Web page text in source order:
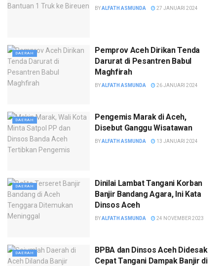
BYALFATH ASMUNDA 27 JANUARI 2024
DAERAH
Pemprov Aceh Dirikan Tenda
Darurat di Pesantren Babul
Maghfirah
BYALFATH ASMUNDA 26 JANUARI 2024
DAERAH
Pengemis Marak di Aceh,
Disebut Ganggu Wisatawan
BYALFATH ASMUNDA 13 JANUARI 2024
DAERAH
Dinilai Lambat Tangani Korban
Banjir Bandang Agara, Ini Kata
Dinsos Aceh
BYALFATH ASMUNDA 24 NOVEMBER 2023
DAERAH
BPBA dan Dinsos Aceh Didesak
Cepat Tangani Dampak Banjir di